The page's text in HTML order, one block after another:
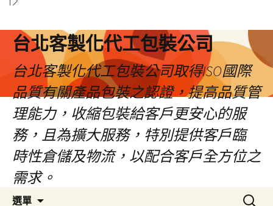
台北客製化代工包裝公司
台北客製化代工包裝公司取得ISO國際
品質有關產品包裝之認證，提高品質管
理能力，收縮包裝給客戶更安心的服
務，且為擴大服務，特別提供客戶臨
時性倉儲及物流，以配合客戶全方位之
需求。
選單
搜